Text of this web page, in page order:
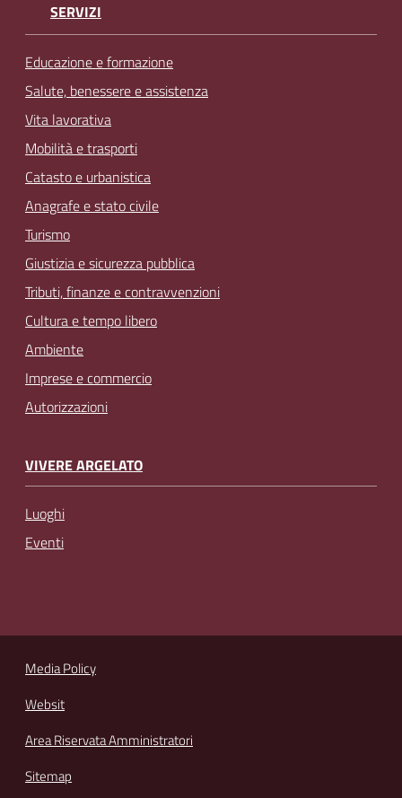
SERVIZI
Educazione e formazione
Salute, benessere e assistenza
Vita lavorativa
Mobilità e trasporti
Catasto e urbanistica
Anagrafe e stato civile
Turismo
Giustizia e sicurezza pubblica
Tributi, finanze e contravvenzioni
Cultura e tempo libero
Ambiente
Imprese e commercio
Autorizzazioni
VIVERE ARGELATO
Luoghi
Eventi
Media Policy
Websit
Area Riservata Amministratori
Sitemap